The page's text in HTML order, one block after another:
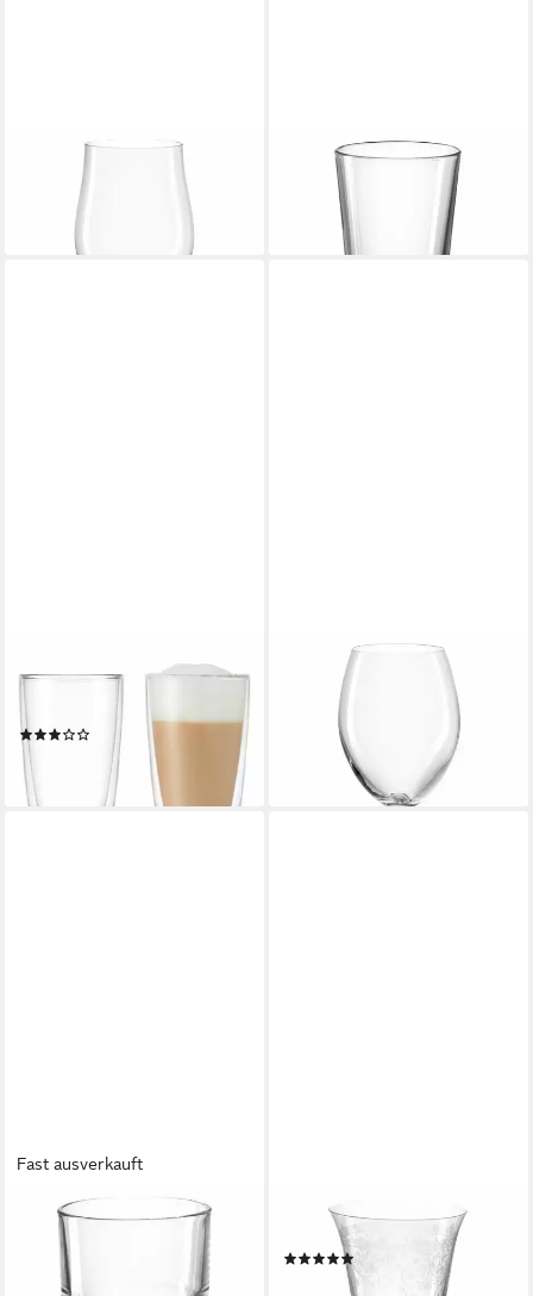
MONTANA-GLAS
Glas :fine 400 ml, Glas
lieferbar - in 2-3 Werktagen bei dir
MONTANA-GLAS
Glas trend 250 ml, Glas
ab 4,57 €
lieferbar - in 3-4 Werktagen bei dir
Becher :enjoy 2er Set 180 ml,
ab 17,95 €
lieferbar - in 3-4 Werktagen bei dir
MONTANA-GLAS
Glas pure 300 ml, Glas
ab 6,11 €
lieferbar - in 3-4 Werktagen bei dir
Fast ausverkauft
MONTANA-GLAS
Becher :easy 200 ml, Glas
10,20 €
lieferbar - in 2-3 Werktagen bei dir
MONTANA-GLAS
Glas avalon 170 ml, Glas
ab 9,88 €